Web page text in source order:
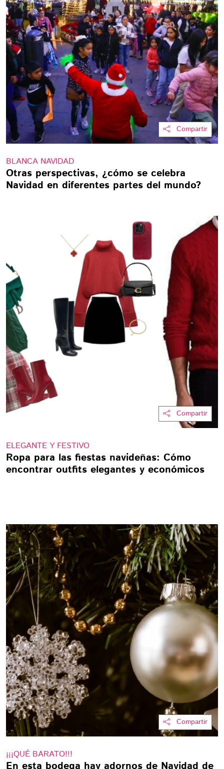
Compartir
BLANCA NAVIDAD
Otras perspectivas, ¿cómo se celebra
Navidad en diferentes partes del mundo?
Compartir
ELEGANTE Y FESTIVO
Ropa para las fiestas navideñas: Cómo
encontrar outfits elegantes y económicos
Compartir
¡¡¡QUÉ BARATO!!!